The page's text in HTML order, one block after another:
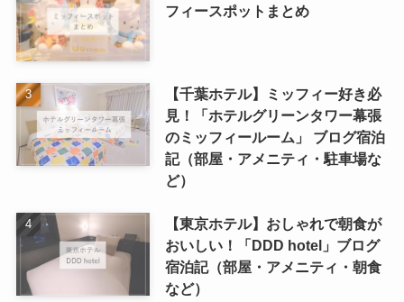
フィースポットまとめ
【千葉ホテル】ミッフィー好き必
見！「ホテルグリーンタワー幕張
のミッフィールーム」 ブログ宿泊
記（部屋・アメニティ・駐車場な
ど）
【東京ホテル】おしゃれで朝食が
おいしい！「DDD hotel」ブログ
宿泊記（部屋・アメニティ・朝食
など）